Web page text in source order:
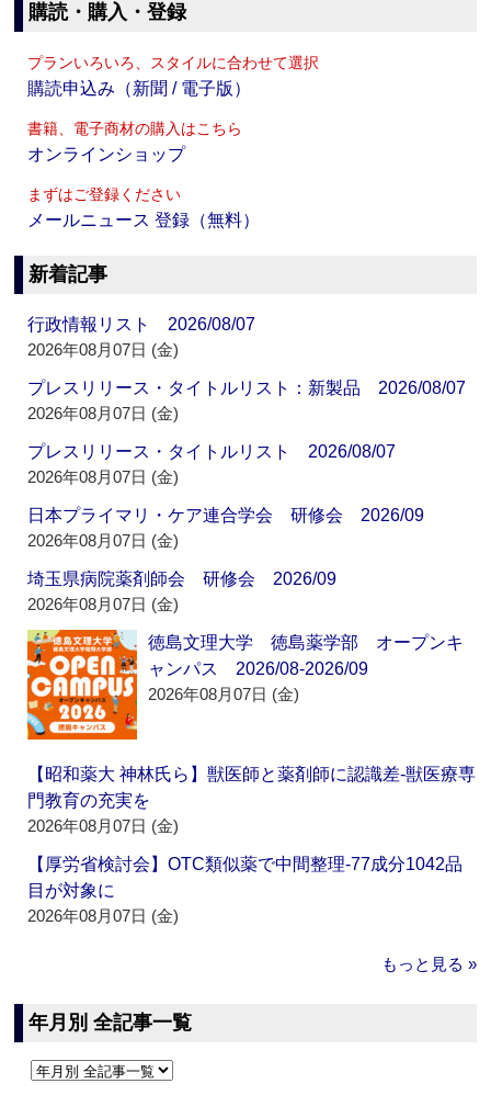
購読・購入・登録
プランいろいろ、スタイルに合わせて選択
購読申込み（新聞 / 電子版）
書籍、電子商材の購入はこちら
オンラインショップ
まずはご登録ください
メールニュース 登録（無料）
新着記事
行政情報リスト 2026/08/07
2026年08月07日 (金)
プレスリリース・タイトルリスト：新製品 2026/08/07
2026年08月07日 (金)
プレスリリース・タイトルリスト 2026/08/07
2026年08月07日 (金)
日本プライマリ・ケア連合学会 研修会 2026/09
2026年08月07日 (金)
埼玉県病院薬剤師会 研修会 2026/09
2026年08月07日 (金)
徳島文理大学 徳島薬学部 オープンキ
ャンパス 2026/08-2026/09
2026年08月07日 (金)
【昭和薬大 神林氏ら】獣医師と薬剤師に認識差‐獣医療専
門教育の充実を
2026年08月07日 (金)
【厚労省検討会】OTC類似薬で中間整理‐77成分1042品
目が対象に
2026年08月07日 (金)
もっと見る »
年月別 全記事一覧